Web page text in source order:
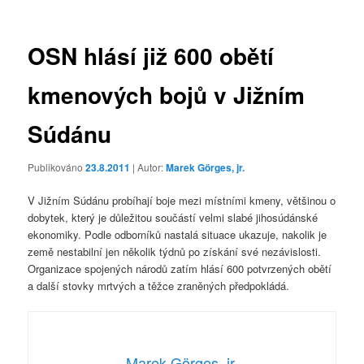
OSN hlásí již 600 obětí
kmenových bojů v Jižním
Súdánu
Publikováno23.8.2011 | Autor:Marek Görges, jr.
V Jižním Súdánu probíhají boje mezi místními kmeny, většinou o
dobytek, který je důležitou součástí velmi slabé jihosúdánské
ekonomiky. Podle odborníků nastalá situace ukazuje, nakolik je
země nestabilní jen několik týdnů po získání své nezávislosti.
Organizace spojených národů zatím hlásí 600 potvrzených obětí
a další stovky mrtvých a těžce zraněných předpokládá.